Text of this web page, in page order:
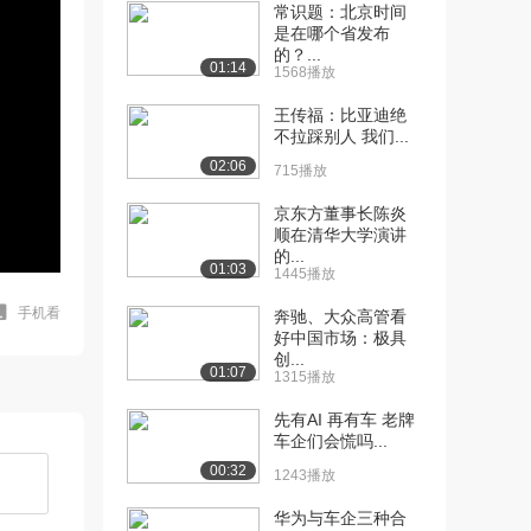
手机看
01:14
常识题：北京时间
是在哪个省发布
的？...
1568播放
02:06
王传福：比亚迪绝
不拉踩别人 我们...
715播放
01:03
京东方董事长陈炎
顺在清华大学演讲
的...
1445播放
01:07
奔驰、大众高管看
好中国市场：极具
创...
1315播放
00:32
先有AI 再有车 老牌
车企们会慌吗...
1243播放
华为与车企三种合